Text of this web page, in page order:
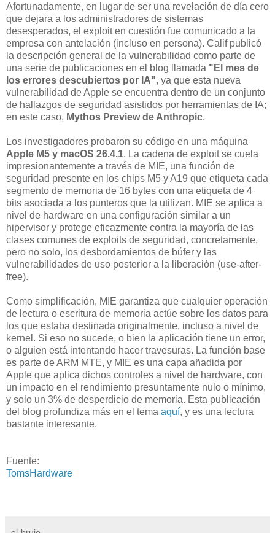
Afortunadamente, en lugar de ser una revelación de día cero
que dejara a los administradores de sistemas
desesperados, el exploit en cuestión fue comunicado a la
empresa con antelación (incluso en persona). Calif publicó
la descripción general de la vulnerabilidad como parte de
una serie de publicaciones en el blog llamada "El mes de
los errores descubiertos por IA", ya que esta nueva
vulnerabilidad de Apple se encuentra dentro de un conjunto
de hallazgos de seguridad asistidos por herramientas de IA;
en este caso, Mythos Preview de Anthropic.
Los investigadores probaron su código en una máquina
Apple M5 y macOS 26.4.1. La cadena de exploit se cuela
impresionantemente a través de MIE, una función de
seguridad presente en los chips M5 y A19 que etiqueta cada
segmento de memoria de 16 bytes con una etiqueta de 4
bits asociada a los punteros que la utilizan. MIE se aplica a
nivel de hardware en una configuración similar a un
hipervisor y protege eficazmente contra la mayoría de las
clases comunes de exploits de seguridad, concretamente,
pero no solo, los desbordamientos de búfer y las
vulnerabilidades de uso posterior a la liberación (use-after-
free).
Como simplificación, MIE garantiza que cualquier operación
de lectura o escritura de memoria actúe sobre los datos para
los que estaba destinada originalmente, incluso a nivel de
kernel. Si eso no sucede, o bien la aplicación tiene un error,
o alguien está intentando hacer travesuras. La función base
es parte de ARM MTE, y MIE es una capa añadida por
Apple que aplica dichos controles a nivel de hardware, con
un impacto en el rendimiento presuntamente nulo o mínimo,
y solo un 3% de desperdicio de memoria. Esta publicación
del blog profundiza más en el tema aquí, y es una lectura
bastante interesante.
Fuente:
TomsHardware